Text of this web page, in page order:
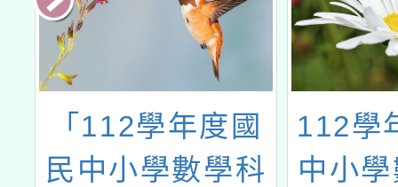
「112學年度國
民中小學數學科
112學
中小